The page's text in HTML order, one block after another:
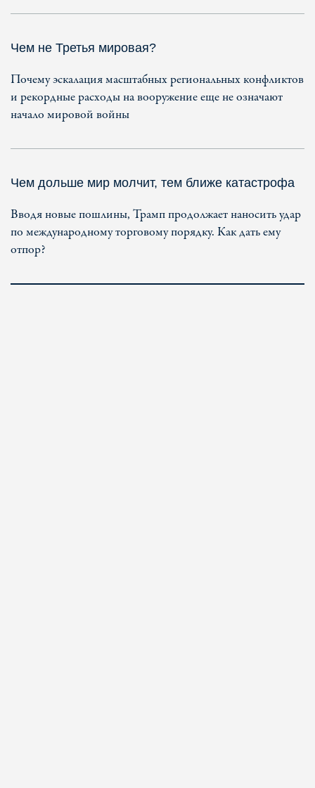
Чем не Третья мировая?
Почему эскалация масштабных региональных конфликтов
и рекордные расходы на вооружение еще не означают
начало мировой войны
Чем дольше мир молчит, тем ближе катастрофа
Вводя новые пошлины, Трамп продолжает наносить удар
по международному торговому порядку. Как дать ему
отпор?